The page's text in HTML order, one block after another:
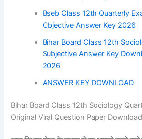
Bseb Class 12th Quarterly
Objective Answer Key 2026
Bihar Board Class 12th
Subjective Answer Key
2026
ANSWER KEY DOWNLOAD
Bihar Board Class 12th Sociology
Original Viral Question Paper